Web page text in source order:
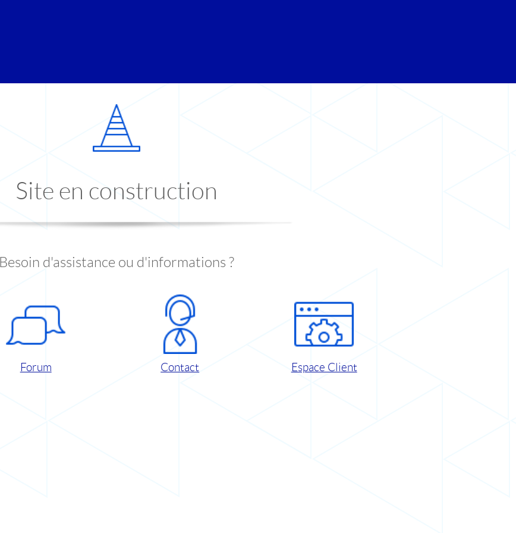
Site en construction
Besoin d'assistance ou d'informations ?
Forum Contact Espace Client